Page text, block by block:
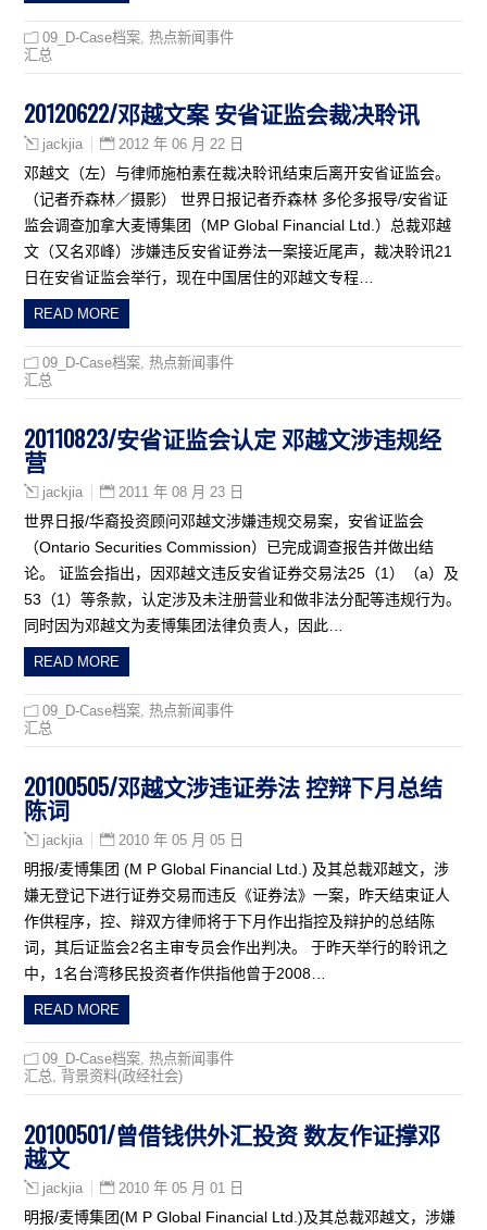
09_D-Case档案 ,热点新闻事件
汇总
20120622/邓越文案 安省证监会裁决聆讯
jackjia 2012 年 06 月 22 日
邓越文（左）与律师施柏素在裁决聆讯结束后离开安省证监会。
（记者乔森林／摄影） 世界日报记者乔森林 多伦多报导/安省证
监会调查加拿大麦博集团（MP Global Financial Ltd.）总裁邓越
文（又名邓峰）涉嫌违反安省证券法一案接近尾声，裁决聆讯21
日在安省证监会举行，现在中国居住的邓越文专程…
READ MORE
09_D-Case档案 ,热点新闻事件
汇总
20110823/安省证监会认定 邓越文涉违规经
营
jackjia 2011 年 08 月 23 日
世界日报/华裔投资顾问邓越文涉嫌违规交易案，安省证监会
（Ontario Securities Commission）已完成调查报告并做出结
论。 证监会指出，因邓越文违反安省证券交易法25（1）（a）及
53（1）等条款，认定涉及未注册营业和做非法分配等违规行为。
同时因为邓越文为麦博集团法律负责人，因此…
READ MORE
09_D-Case档案 ,热点新闻事件
汇总
20100505/邓越文涉违证券法 控辩下月总结
陈词
jackjia 2010 年 05 月 05 日
明报/麦博集团 (M P Global Financial Ltd.) 及其总裁邓越文，涉
嫌无登记下进行证券交易而违反《证券法》一案，昨天结束证人
作供程序，控、辩双方律师将于下月作出指控及辩护的总结陈
词，其后证监会2名主审专员会作出判决。 于昨天举行的聆讯之
中，1名台湾移民投资者作供指他曾于2008…
READ MORE
09_D-Case档案 ,热点新闻事件
汇总
背景资料(政经社会)
20100501/曾借钱供外汇投资 数友作证撑邓
越文
jackjia 2010 年 05 月 01 日
明报/麦博集团(M P Global Financial Ltd.)及其总裁邓越文，涉嫌